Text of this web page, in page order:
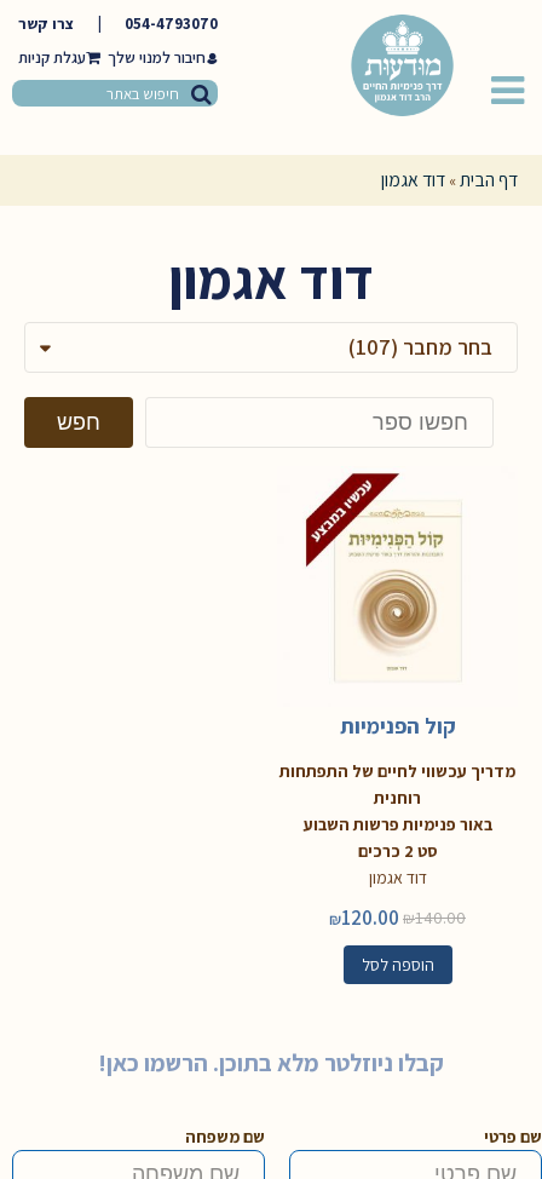
054-4793070
צרו קשר
חיבור למנוי שלך
דף הבית» דוד אגמון
דוד אגמון
באתר
חפש
בחר מחבר (107)
קול הפנימיות
מדריך עכשווי לחיים של התפתחות
רוחנית
באור פנימיות פרשות השבוע
סט 2 כרכים
דוד אגמון
₪140.00
₪120.00
הוספה לסל
קבלו ניוזלטר מלא בתוכן. הרשמו כאן!
שם פרטי שם משפחה